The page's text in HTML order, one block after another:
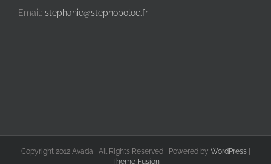
Email: stephanie@stephopoloc.fr
Copyright 2012 Avada | All Rights Reserved | Powered by WordPress|
Theme Fusion